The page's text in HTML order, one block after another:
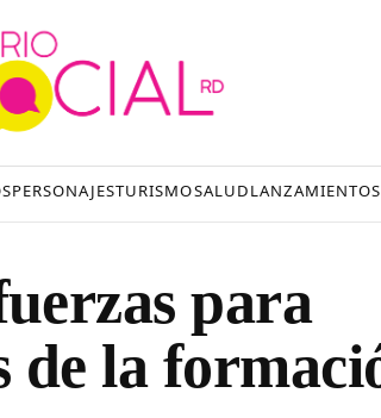
PERSONAJESTURISMOSALUDLANZAMIENTOS
para
de la